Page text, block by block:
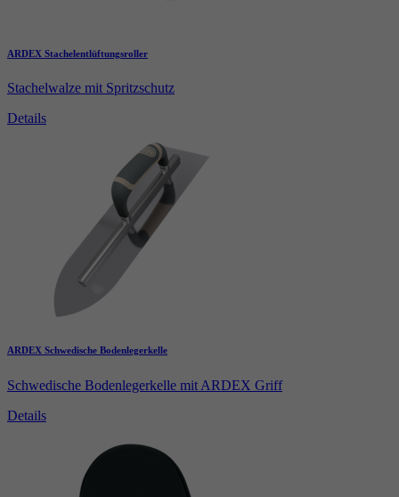
ARDEX Stachelentlüftungsroller
Stachelwalze mit Spritzschutz
Details
ARDEX Schwedische Bodenlegerkelle
Schwedische Bodenlegerkelle mit ARDEX Griff
Details